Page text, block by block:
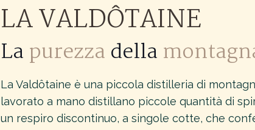
LA VALDÔTAINE
La purezza della
La Valdôtaine è una piccola distilleria di
lavorato a mano distillano piccole quantità di
un respiro discontinuo, a singole cotte, che